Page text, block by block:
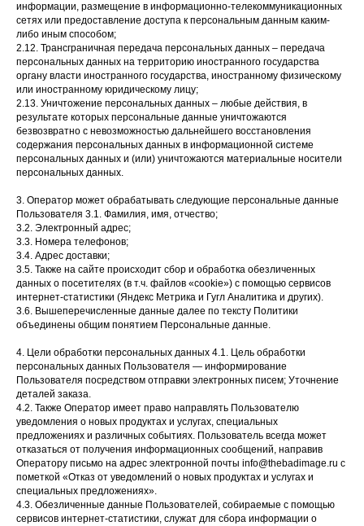
информации, размещение в информационно-телекоммуникационных
сетях или предоставление доступа к персональным данным каким-
либо иным способом;
2.12. Трансграничная передача персональных данных – передача
персональных данных на территорию иностранного государства
органу власти иностранного государства, иностранному физическому
или иностранному юридическому лицу;
2.13. Уничтожение персональных данных – любые действия, в
результате которых персональные данные уничтожаются
безвозвратно с невозможностью дальнейшего восстановления
содержания персональных данных в информационной системе
персональных данных и (или) уничтожаются материальные носители
персональных данных.
3. Оператор может обрабатывать следующие персональные данные
Пользователя 3.1. Фамилия, имя, отчество;
3.2. Электронный адрес;
3.3. Номера телефонов;
3.4. Адрес доставки;
3.5. Также на сайте происходит сбор и обработка обезличенных
данных о посетителях (в т.ч. файлов «cookie») с помощью сервисов
интернет-статистики (Яндекс Метрика и Гугл Аналитика и других).
3.6. Вышеперечисленные данные далее по тексту Политики
объединены общим понятием Персональные данные.
4. Цели обработки персональных данных 4.1. Цель обработки
персональных данных Пользователя — информирование
Пользователя посредством отправки электронных писем; Уточнение
деталей заказа.
4.2. Также Оператор имеет право направлять Пользователю
уведомления о новых продуктах и услугах, специальных
предложениях и различных событиях. Пользователь всегда может
отказаться от получения информационных сообщений, направив
Оператору письмо на адрес электронной почты info@thebadimage.ru с
пометкой «Отказ от уведомлений о новых продуктах и услугах и
специальных предложениях».
4.3. Обезличенные данные Пользователей, собираемые с помощью
сервисов интернет-статистики, служат для сбора информации о